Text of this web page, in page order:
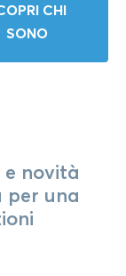
CHI
SONO
novità
per una